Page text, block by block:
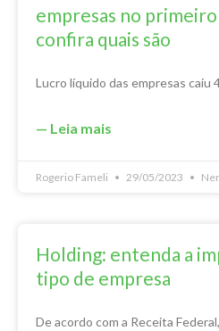
empresas no
confira quais são
Lucro líquido das empresas
— Leia mais
Rogerio Fameli 29/05/2023
Holding: entenda a
tipo de empresa
De acordo com a Receita